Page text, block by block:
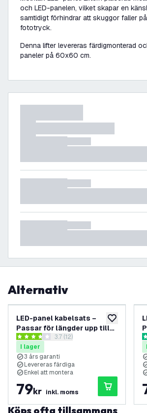
och LED-panelen, vilket skapar en
samtidigt förhindrar att skuggor faller
fototryck.
Denna lifter levereras färdigmonterad
paneler på 60x60 cm.
Alternativ
lägg till i
LED-panel kabelsats –
Passar för längder upp till
150 cm öppna recensionspanel
3.7 stjärnbetyg3.7 (12)
I lager
3 års garanti
Levereras färdiga
Enkel att montera
79kr inkl. moms
Köps ofta tillsammans